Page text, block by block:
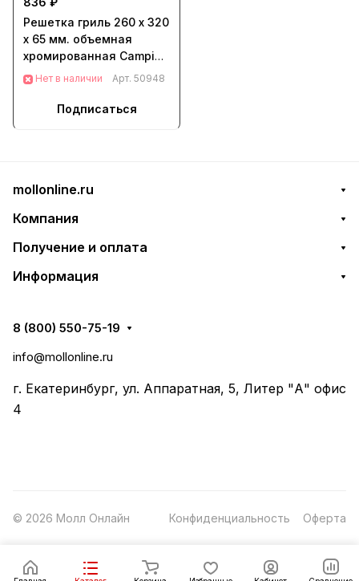
Решетка гриль 260 х 320
х 65 мм. объемная
хромированная Camping
Palisad (69554)
Нет в наличии Арт. 50948
Подписаться
mollonline.ru
Компания
Получение и оплата
Информация
8 (800) 550-75-19
info@mollonline.ru
г. Екатеринбург, ул. Аппаратная, 5, Литер "А" офис
4
© 2026 Молл Онлайн Конфиденциальность Оферта